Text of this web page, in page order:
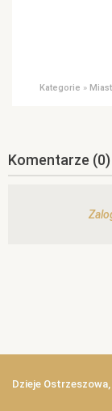
Kategorie »
Komentarze (0)
Dzieje